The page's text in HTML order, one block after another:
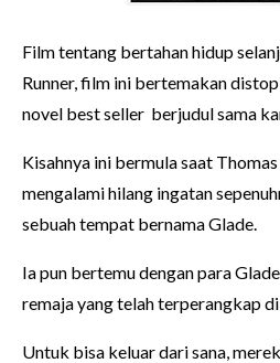
Film tentang bertahan hidup
Runner, film ini bertemakan
novel best seller berjudul sama
Kisahnya ini bermula saat
mengalami hilang ingatan
sebuah tempat bernama Glade.
Ia pun bertemu dengan para
remaja yang telah terperangkap
Untuk bisa keluar dari sana,